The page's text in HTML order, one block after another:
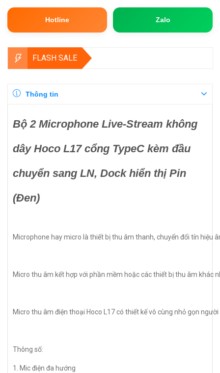
Hotline Zalo
FLASH SALE
Thông tin
Bộ 2 Microphone Live-Stream không
dây Hoco L17 cổng TypeC kèm đầu
chuyển sang LN, Dock hiển thị Pin
(Đen)
Microphone hay micro là thiết bị thu âm thanh, chuyển đổi tín
Micro thu âm kết hợp với phần mềm hoặc các thiết bị thu âm
Micro thu âm điện thoại Hoco L17 có thiết kế vô cùng nhỏ gọn
Thông số:
1. Mic điện đa hướng